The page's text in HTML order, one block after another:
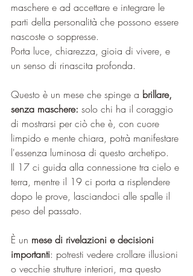
maschere e ad accettare e integrare le
parti della personalità che possono essere
nascoste o soppresse.
Porta luce, chiarezza, gioia di vivere, e
un senso di rinascita profonda.
Questo è un mese che spinge a brillare,
senza maschere: solo chi ha il coraggio
di mostrarsi per ciò che è, con cuore
limpido e mente chiara, potrà manifestare
l'essenza luminosa di questo archetipo.
Il 17 ci guida alla connessione tra cielo e
terra, mentre il 19 ci porta a risplendere
dopo le prove, lasciandoci alle spalle il
peso del passato.
È un mese di rivelazioni e decisioni
importanti: potresti vedere crollare illusioni
o vecchie strutture interiori, ma questo